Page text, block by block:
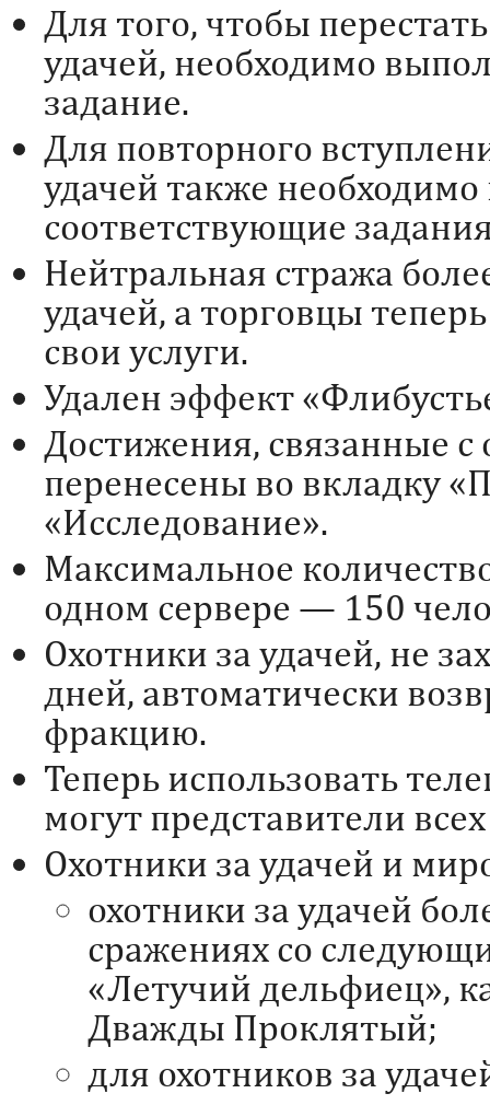
Для того, чтобы
удачей, необходимо
задание.
Для повторного
удачей также
соответствующие
Нейтральная стража
удачей, а торговцы
свои услуги.
Удален эффект
Достижения, связанные с
перенесены во вкладку
«Исследование».
Максимальное
одном сервере — 150
Охотники за удачей, не
дней, автоматически
фракцию.
Теперь использовать
могут представители
Охотники за удачей и
охотники за удачей
сражениях со
«Летучий дельфиец»,
Дважды Проклятый;
для охотников за